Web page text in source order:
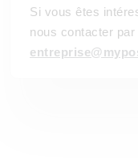
Si vous êtes
nous contacter par